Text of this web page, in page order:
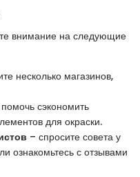
внимание на следующие
несколько магазинов,
сэкономить
для окраски.
– спросите совета у
ознакомьтесь с отзывами